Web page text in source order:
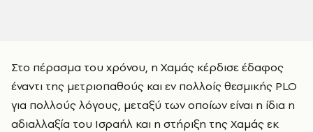
Στο πέρασμα του χρόνου, η Χαμάς κέρδισε έδαφος
έναντι της μετριοπαθούς και εν πολλοίς θεσμικής PLO
για πολλούς λόγους, μεταξύ των οποίων είναι η ίδια η
αδιαλλαξία του Ισραήλ και η στήριξη της Χαμάς εκ